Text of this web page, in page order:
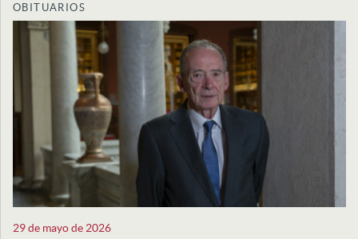
OBITUARIOS
29 de mayo de 2026